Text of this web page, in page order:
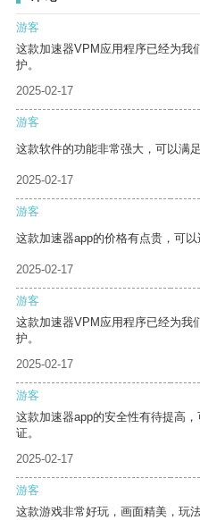
游客
这款加速器VPM应用程序已经为我
护。
2025-02-17
游客
这款软件的功能非常强大，可以满
2025-02-17
游客
这款加速器app的价格有点贵，可
2025-02-17
游客
这款加速器VPM应用程序已经为我
护。
2025-02-17
游客
这款加速器app的安全性有待提高
证。
2025-02-17
游客
这款游戏非常好玩，画面精美，玩